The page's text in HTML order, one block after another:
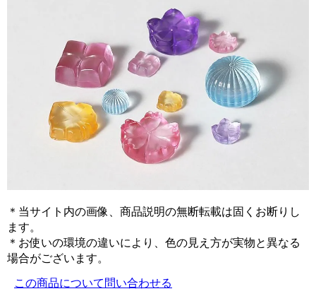
＊当サイト内の画像、商品説明の無断転載は固くお断りし
ます。
＊お使いの環境の違いにより、色の見え方が実物と異なる
場合がございます。
この商品について問い合わせる